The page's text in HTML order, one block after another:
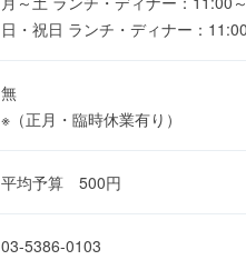
日・祝日 ランチ・ディナー：
無
※（正月・臨時休業有り）
平均予算 500円
03-5386-0103